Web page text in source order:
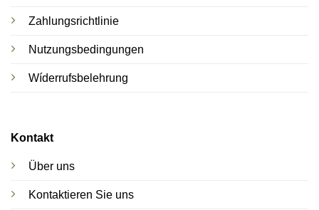
Zahlungsrichtlinie
Nutzungsbedingungen
Wíderrufsbelehrung
Kontakt
Über uns
Kontaktieren Sie uns